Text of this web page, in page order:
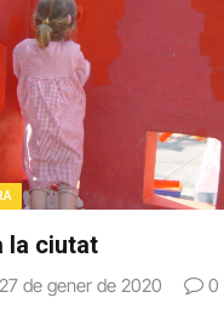
la ciutat
27 de gener de 2020 0